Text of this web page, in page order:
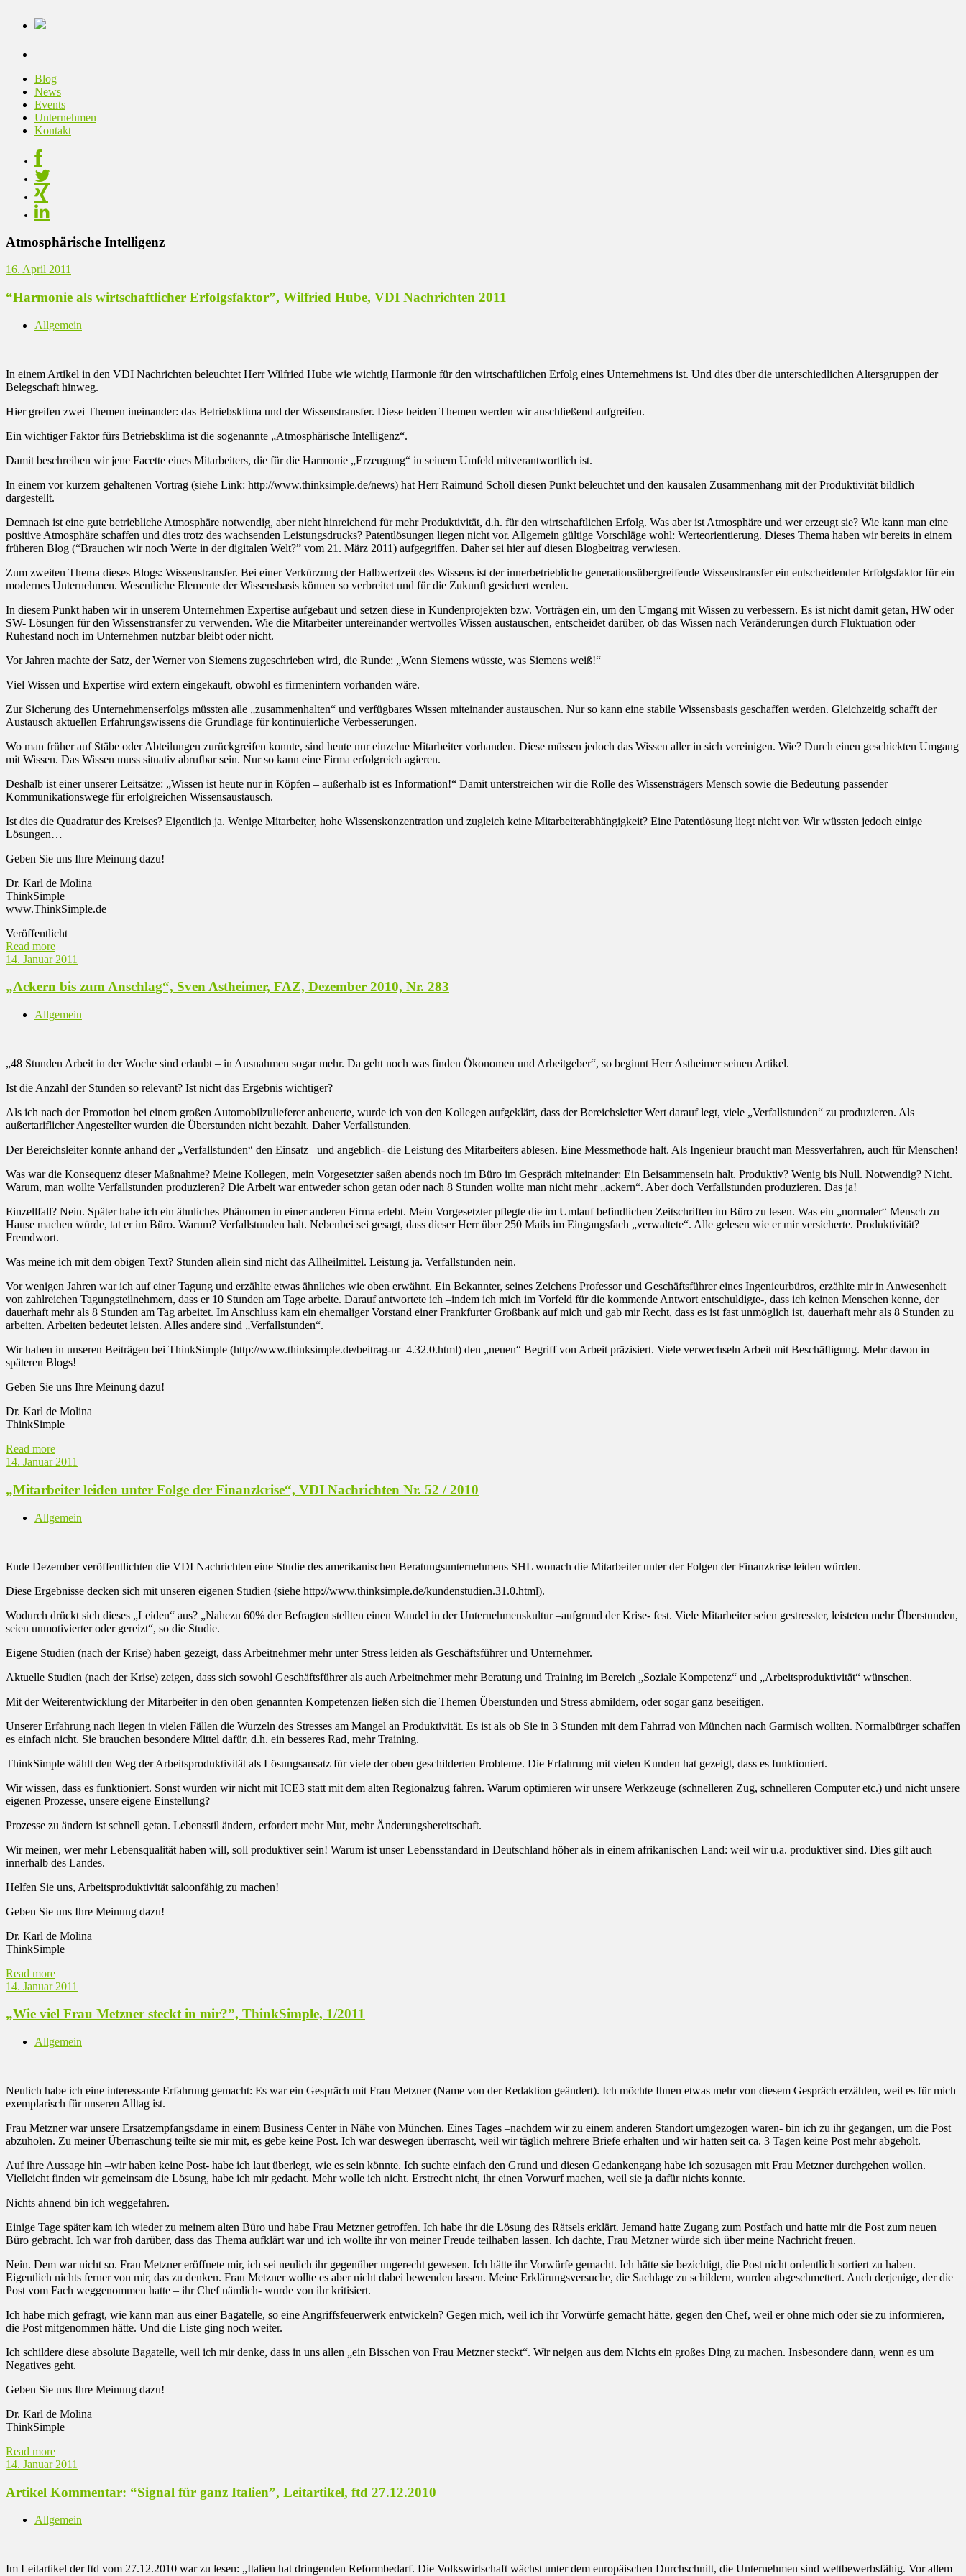
Blog
News
Events
Unternehmen
Kontakt
Atmosphärische Intelligenz
16. April 2011
“Harmonie als wirtschaftlicher Erfolgsfaktor”, Wilfried Hube, VDI Nachrichten 2011
Allgemein
In einem Artikel in den VDI Nachrichten beleuchtet Herr Wilfried Hube wie wichtig Harmonie für den wirtschaftlichen Erfolg eines Unternehmens ist. Und dies über die unterschiedlichen Altersgruppen der
Belegschaft hinweg.
Hier greifen zwei Themen ineinander: das Betriebsklima und der Wissenstransfer. Diese beiden Themen werden wir anschließend aufgreifen.
Ein wichtiger Faktor fürs Betriebsklima ist die sogenannte „Atmosphärische Intelligenz“.
Damit beschreiben wir jene Facette eines Mitarbeiters, die für die Harmonie „Erzeugung“ in seinem Umfeld mitverantwortlich ist.
In einem vor kurzem gehaltenen Vortrag (siehe Link: http://www.thinksimple.de/news) hat Herr Raimund Schöll diesen Punkt beleuchtet und den kausalen Zusammenhang mit der Produktivität bildlich
dargestellt.
Demnach ist eine gute betriebliche Atmosphäre notwendig, aber nicht hinreichend für mehr Produktivität, d.h. für den wirtschaftlichen Erfolg. Was aber ist Atmosphäre und wer erzeugt sie? Wie kann man eine
positive Atmosphäre schaffen und dies trotz des wachsenden Leistungsdrucks? Patentlösungen liegen nicht vor. Allgemein gültige Vorschläge wohl: Werteorientierung. Dieses Thema haben wir bereits in einem
früheren Blog (“Brauchen wir noch Werte in der digitalen Welt?” vom 21. März 2011) aufgegriffen. Daher sei hier auf diesen Blogbeitrag verwiesen.
Zum zweiten Thema dieses Blogs: Wissenstransfer. Bei einer Verkürzung der Halbwertzeit des Wissens ist der innerbetriebliche generationsübergreifende Wissenstransfer ein entscheidender Erfolgsfaktor für ein
modernes Unternehmen. Wesentliche Elemente der Wissensbasis können so verbreitet und für die Zukunft gesichert werden.
In diesem Punkt haben wir in unserem Unternehmen Expertise aufgebaut und setzen diese in Kundenprojekten bzw. Vorträgen ein, um den Umgang mit Wissen zu verbessern. Es ist nicht damit getan, HW oder
SW- Lösungen für den Wissenstransfer zu verwenden. Wie die Mitarbeiter untereinander wertvolles Wissen austauschen, entscheidet darüber, ob das Wissen nach Veränderungen durch Fluktuation oder
Ruhestand noch im Unternehmen nutzbar bleibt oder nicht.
Vor Jahren machte der Satz, der Werner von Siemens zugeschrieben wird, die Runde: „Wenn Siemens wüsste, was Siemens weiß!“
Viel Wissen und Expertise wird extern eingekauft, obwohl es firmenintern vorhanden wäre.
Zur Sicherung des Unternehmenserfolgs müssten alle „zusammenhalten“ und verfügbares Wissen miteinander austauschen. Nur so kann eine stabile Wissensbasis geschaffen werden. Gleichzeitig schafft der
Austausch aktuellen Erfahrungswissens die Grundlage für kontinuierliche Verbesserungen.
Wo man früher auf Stäbe oder Abteilungen zurückgreifen konnte, sind heute nur einzelne Mitarbeiter vorhanden. Diese müssen jedoch das Wissen aller in sich vereinigen. Wie? Durch einen geschickten Umgang
mit Wissen. Das Wissen muss situativ abrufbar sein. Nur so kann eine Firma erfolgreich agieren.
Deshalb ist einer unserer Leitsätze: „Wissen ist heute nur in Köpfen – außerhalb ist es Information!“ Damit unterstreichen wir die Rolle des Wissensträgers Mensch sowie die Bedeutung passender
Kommunikationswege für erfolgreichen Wissensaustausch.
Ist dies die Quadratur des Kreises? Eigentlich ja. Wenige Mitarbeiter, hohe Wissenskonzentration und zugleich keine Mitarbeiterabhängigkeit? Eine Patentlösung liegt nicht vor. Wir wüssten jedoch einige
Lösungen…
Geben Sie uns Ihre Meinung dazu!
Dr. Karl de Molina
ThinkSimple
www.ThinkSimple.de
Veröffentlicht
Read more
14. Januar 2011
„Ackern bis zum Anschlag“, Sven Astheimer, FAZ, Dezember 2010, Nr. 283
Allgemein
„48 Stunden Arbeit in der Woche sind erlaubt – in Ausnahmen sogar mehr. Da geht noch was finden Ökonomen und Arbeitgeber“, so beginnt Herr Astheimer seinen Artikel.
Ist die Anzahl der Stunden so relevant? Ist nicht das Ergebnis wichtiger?
Als ich nach der Promotion bei einem großen Automobilzulieferer anheuerte, wurde ich von den Kollegen aufgeklärt, dass der Bereichsleiter Wert darauf legt, viele „Verfallstunden“ zu produzieren. Als
außertariflicher Angestellter wurden die Überstunden nicht bezahlt. Daher Verfallstunden.
Der Bereichsleiter konnte anhand der „Verfallstunden“ den Einsatz –und angeblich- die Leistung des Mitarbeiters ablesen. Eine Messmethode halt. Als Ingenieur braucht man Messverfahren, auch für Menschen!
Was war die Konsequenz dieser Maßnahme? Meine Kollegen, mein Vorgesetzter saßen abends noch im Büro im Gespräch miteinander: Ein Beisammensein halt. Produktiv? Wenig bis Null. Notwendig? Nicht.
Warum, man wollte Verfallstunden produzieren? Die Arbeit war entweder schon getan oder nach 8 Stunden wollte man nicht mehr „ackern“. Aber doch Verfallstunden produzieren. Das ja!
Einzellfall? Nein. Später habe ich ein ähnliches Phänomen in einer anderen Firma erlebt. Mein Vorgesetzter pflegte die im Umlauf befindlichen Zeitschriften im Büro zu lesen. Was ein „normaler“ Mensch zu
Hause machen würde, tat er im Büro. Warum? Verfallstunden halt. Nebenbei sei gesagt, dass dieser Herr über 250 Mails im Eingangsfach „verwaltete“. Alle gelesen wie er mir versicherte. Produktivität?
Fremdwort.
Was meine ich mit dem obigen Text? Stunden allein sind nicht das Allheilmittel. Leistung ja. Verfallstunden nein.
Vor wenigen Jahren war ich auf einer Tagung und erzählte etwas ähnliches wie oben erwähnt. Ein Bekannter, seines Zeichens Professor und Geschäftsführer eines Ingenieurbüros, erzählte mir in Anwesenheit
von zahlreichen Tagungsteilnehmern, dass er 10 Stunden am Tage arbeite. Darauf antwortete ich –indem ich mich im Vorfeld für die kommende Antwort entschuldigte-, dass ich keinen Menschen kenne, der
dauerhaft mehr als 8 Stunden am Tag arbeitet. Im Anschluss kam ein ehemaliger Vorstand einer Frankfurter Großbank auf mich und gab mir Recht, dass es ist fast unmöglich ist, dauerhaft mehr als 8 Stunden zu
arbeiten. Arbeiten bedeutet leisten. Alles andere sind „Verfallstunden“.
Wir haben in unseren Beiträgen bei ThinkSimple (http://www.thinksimple.de/beitrag-nr–4.32.0.html) den „neuen“ Begriff von Arbeit präzisiert. Viele verwechseln Arbeit mit Beschäftigung. Mehr davon in
späteren Blogs!
Geben Sie uns Ihre Meinung dazu!
Dr. Karl de Molina
ThinkSimple
Read more
14. Januar 2011
„Mitarbeiter leiden unter Folge der Finanzkrise“, VDI Nachrichten Nr. 52 / 2010
Allgemein
Ende Dezember veröffentlichten die VDI Nachrichten eine Studie des amerikanischen Beratungsunternehmens SHL wonach die Mitarbeiter unter der Folgen der Finanzkrise leiden würden.
Diese Ergebnisse decken sich mit unseren eigenen Studien (siehe http://www.thinksimple.de/kundenstudien.31.0.html).
Wodurch drückt sich dieses „Leiden“ aus? „Nahezu 60% der Befragten stellten einen Wandel in der Unternehmenskultur –aufgrund der Krise- fest. Viele Mitarbeiter seien gestresster, leisteten mehr Überstunden,
seien unmotivierter oder gereizt“, so die Studie.
Eigene Studien (nach der Krise) haben gezeigt, dass Arbeitnehmer mehr unter Stress leiden als Geschäftsführer und Unternehmer.
Aktuelle Studien (nach der Krise) zeigen, dass sich sowohl Geschäftsführer als auch Arbeitnehmer mehr Beratung und Training im Bereich „Soziale Kompetenz“ und „Arbeitsproduktivität“ wünschen.
Mit der Weiterentwicklung der Mitarbeiter in den oben genannten Kompetenzen ließen sich die Themen Überstunden und Stress abmildern, oder sogar ganz beseitigen.
Unserer Erfahrung nach liegen in vielen Fällen die Wurzeln des Stresses am Mangel an Produktivität. Es ist als ob Sie in 3 Stunden mit dem Fahrrad von München nach Garmisch wollten. Normalbürger schaffen
es einfach nicht. Sie brauchen besondere Mittel dafür, d.h. ein besseres Rad, mehr Training.
ThinkSimple wählt den Weg der Arbeitsproduktivität als Lösungsansatz für viele der oben geschilderten Probleme. Die Erfahrung mit vielen Kunden hat gezeigt, dass es funktioniert.
Wir wissen, dass es funktioniert. Sonst würden wir nicht mit ICE3 statt mit dem alten Regionalzug fahren. Warum optimieren wir unsere Werkzeuge (schnelleren Zug, schnelleren Computer etc.) und nicht unsere
eigenen Prozesse, unsere eigene Einstellung?
Prozesse zu ändern ist schnell getan. Lebensstil ändern, erfordert mehr Mut, mehr Änderungsbereitschaft.
Wir meinen, wer mehr Lebensqualität haben will, soll produktiver sein! Warum ist unser Lebensstandard in Deutschland höher als in einem afrikanischen Land: weil wir u.a. produktiver sind. Dies gilt auch
innerhalb des Landes.
Helfen Sie uns, Arbeitsproduktivität saloonfähig zu machen!
Geben Sie uns Ihre Meinung dazu!
Dr. Karl de Molina
ThinkSimple
Read more
14. Januar 2011
„Wie viel Frau Metzner steckt in mir?”, ThinkSimple, 1/2011
Allgemein
Neulich habe ich eine interessante Erfahrung gemacht: Es war ein Gespräch mit Frau Metzner (Name von der Redaktion geändert). Ich möchte Ihnen etwas mehr von diesem Gespräch erzählen, weil es für mich
exemplarisch für unseren Alltag ist.
Frau Metzner war unsere Ersatzempfangsdame in einem Business Center in Nähe von München. Eines Tages –nachdem wir zu einem anderen Standort umgezogen waren- bin ich zu ihr gegangen, um die Post
abzuholen. Zu meiner Überraschung teilte sie mir mit, es gebe keine Post. Ich war deswegen überrascht, weil wir täglich mehrere Briefe erhalten und wir hatten seit ca. 3 Tagen keine Post mehr abgeholt.
Auf ihre Aussage hin –wir haben keine Post- habe ich laut überlegt, wie es sein könnte. Ich suchte einfach den Grund und diesen Gedankengang habe ich sozusagen mit Frau Metzner durchgehen wollen.
Vielleicht finden wir gemeinsam die Lösung, habe ich mir gedacht. Mehr wolle ich nicht. Erstrecht nicht, ihr einen Vorwurf machen, weil sie ja dafür nichts konnte.
Nichts ahnend bin ich weggefahren.
Einige Tage später kam ich wieder zu meinem alten Büro und habe Frau Metzner getroffen. Ich habe ihr die Lösung des Rätsels erklärt. Jemand hatte Zugang zum Postfach und hatte mir die Post zum neuen
Büro gebracht. Ich war froh darüber, dass das Thema aufklärt war und ich wollte ihr von meiner Freude teilhaben lassen. Ich dachte, Frau Metzner würde sich über meine Nachricht freuen.
Nein. Dem war nicht so. Frau Metzner eröffnete mir, ich sei neulich ihr gegenüber ungerecht gewesen. Ich hätte ihr Vorwürfe gemacht. Ich hätte sie bezichtigt, die Post nicht ordentlich sortiert zu haben.
Eigentlich nichts ferner von mir, das zu denken. Frau Metzner wollte es aber nicht dabei bewenden lassen. Meine Erklärungsversuche, die Sachlage zu schildern, wurden abgeschmettert. Auch derjenige, der die
Post vom Fach weggenommen hatte – ihr Chef nämlich- wurde von ihr kritisiert.
Ich habe mich gefragt, wie kann man aus einer Bagatelle, so eine Angriffsfeuerwerk entwickeln? Gegen mich, weil ich ihr Vorwürfe gemacht hätte, gegen den Chef, weil er ohne mich oder sie zu informieren,
die Post mitgenommen hätte. Und die Liste ging noch weiter.
Ich schildere diese absolute Bagatelle, weil ich mir denke, dass in uns allen „ein Bisschen von Frau Metzner steckt“. Wir neigen aus dem Nichts ein großes Ding zu machen. Insbesondere dann, wenn es um
Negatives geht.
Geben Sie uns Ihre Meinung dazu!
Dr. Karl de Molina
ThinkSimple
Read more
14. Januar 2011
Artikel Kommentar: “Signal für ganz Italien”, Leitartikel, ftd 27.12.2010
Allgemein
Im Leitartikel der ftd vom 27.12.2010 war zu lesen: „Italien hat dringenden Reformbedarf. Die Volkswirtschaft wächst unter dem europäischen Durchschnitt, die Unternehmen sind wettbewerbsfähig. Vor allem